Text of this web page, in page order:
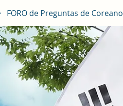
FORO de Preguntas de Coreano